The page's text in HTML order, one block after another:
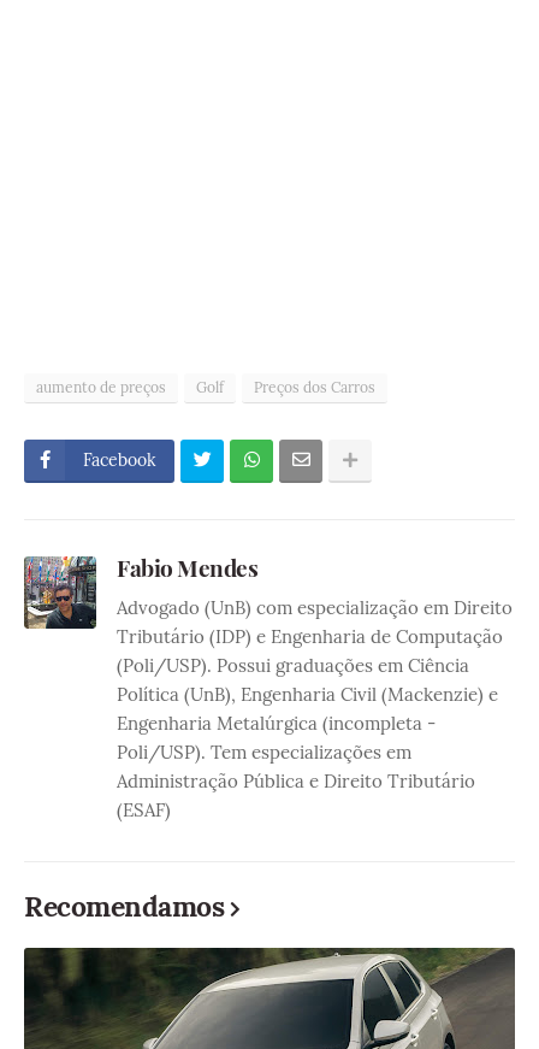
aumento de preços Golf Preços dos Carros
Facebook
Fabio Mendes
Advogado (UnB) com especialização em Direito
Tributário (IDP) e Engenharia de Computação
(Poli/USP). Possui graduações em Ciência
Política (UnB), Engenharia Civil (Mackenzie) e
Engenharia Metalúrgica (incompleta -
Poli/USP). Tem especializações em
Administração Pública e Direito Tributário
(ESAF)
Recomendamos